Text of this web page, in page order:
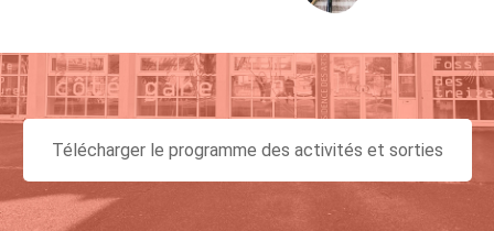
Télécharger le programme des activités et sorties